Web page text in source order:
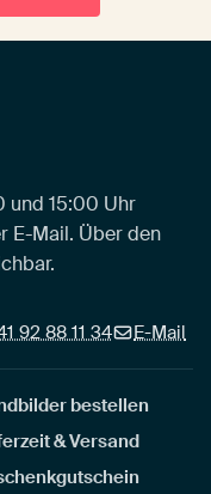
und 15:00 Uhr
E-Mail. Über den
92 88 11 34 E-Mail
bestellen
& Versand